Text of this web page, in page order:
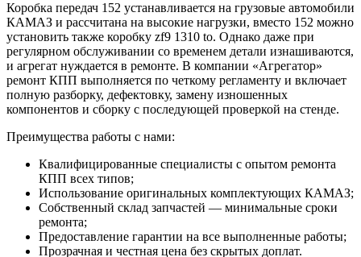
Коробка передач 152 устанавливается на грузовые автомобили
КАМАЗ и рассчитана на высокие нагрузки, вместо 152 можно
установить также коробку zf9 1310 to. Однако даже при
регулярном обслуживании со временем детали изнашиваются,
и агрегат нуждается в ремонте. В компании «Агрегатор»
ремонт КПП выполняется по четкому регламенту и включает
полную разборку, дефектовку, замену изношенных
компонентов и сборку с последующей проверкой на стенде.
Преимущества работы с нами:
Квалифицированные специалисты с опытом ремонта
КПП всех типов;
Использование оригинальных комплектующих КАМАЗ;
Собственный склад запчастей — минимальные сроки
ремонта;
Предоставление гарантии на все выполненные работы;
Прозрачная и честная цена без скрытых доплат.